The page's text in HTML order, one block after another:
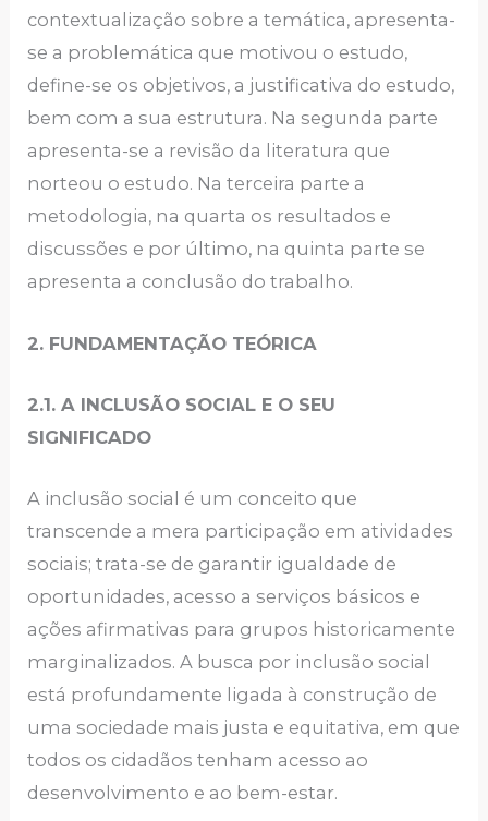
contextualização sobre a temática, apresenta-
se a problemática que motivou o estudo,
define-se os objetivos, a justificativa do estudo,
bem com a sua estrutura. Na segunda parte
apresenta-se a revisão da literatura que
norteou o estudo. Na terceira parte a
metodologia, na quarta os resultados e
discussões e por último, na quinta parte se
apresenta a conclusão do trabalho.
2. FUNDAMENTAÇÃO TEÓRICA
2.1. A INCLUSÃO SOCIAL E O SEU
SIGNIFICADO
A inclusão social é um conceito que
transcende a mera participação em atividades
sociais; trata-se de garantir igualdade de
oportunidades, acesso a serviços básicos e
ações afirmativas para grupos historicamente
marginalizados. A busca por inclusão social
está profundamente ligada à construção de
uma sociedade mais justa e equitativa, em que
todos os cidadãos tenham acesso ao
desenvolvimento e ao bem-estar.